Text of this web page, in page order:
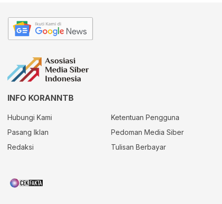
INFO KORANNTB
Hubungi Kami
Ketentuan Pengguna
Pasang Iklan
Pedoman Media Siber
Redaksi
Tulisan Berbayar